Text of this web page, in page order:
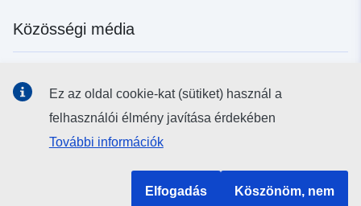
Közösségi média
Uniós intézmények és szervek
Ez az oldal cookie-kat (sütiket) használ a
felhasználói élmény javítása érdekében
További információk
Elfogadás Köszönöm, nem